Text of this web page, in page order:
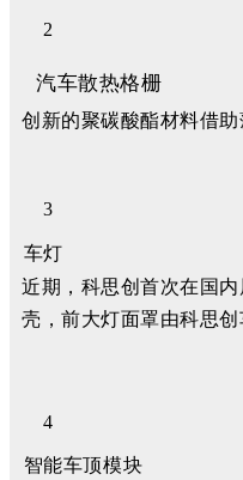
2
汽车散热格栅
创新的聚碳酸酯材料借
3
车灯
近期，科思创首次在国
壳，前大灯面罩由科思
4
智能车顶模块